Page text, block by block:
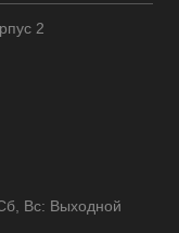
2
Вс: Выходной